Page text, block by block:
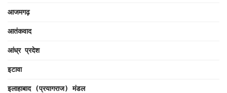
आजमगढ़
आतंकवाद
आंध्र प्रदेश
इटावा
इलाहाबाद (प्रयागराज) मंडल